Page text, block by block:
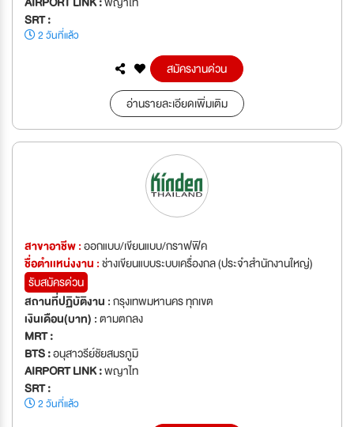
SRT :
2 วันที่แล้ว
สมัครงานด่วน
อ่านรายละเอียดเพิ่มเติม
สาขาอาชีพ :ออกแบบ/เขียนแบบ/กราฟฟิค
ชื่อตำเเหน่งงาน :ช่างเขียนแบบระบบเครื่องกล (ประจำสำนักงานใหญ่)
รับสมัครด่วน
สถานที่ปฏิบัติงาน :กรุงเทพมหานคร ทุกเขต
เงินเดือน(บาท) :ตามตกลง
MRT :
BTS :อนุสาวรีย์ชัยสมรภูมิ
AIRPORT LINK :พญาไท
SRT :
2 วันที่แล้ว